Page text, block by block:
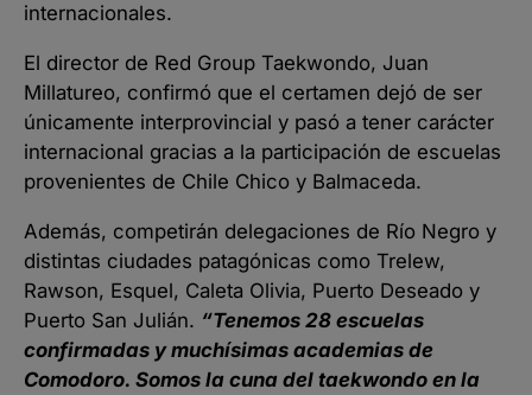
internacionales.
El director de Red Group Taekwondo, Juan
Millatureo, confirmó que el certamen dejó de ser
únicamente interprovincial y pasó a tener carácter
internacional gracias a la participación de escuelas
provenientes de Chile Chico y Balmaceda.
Además, competirán delegaciones de Río Negro y
distintas ciudades patagónicas como Trelew,
Rawson, Esquel, Caleta Olivia, Puerto Deseado y
Puerto San Julián. “Tenemos 28 escuelas
confirmadas y muchísimas academias de
Comodoro. Somos la cuna del taekwondo en la